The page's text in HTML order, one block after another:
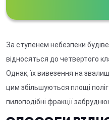
За ступенем небезпеки
відносяться до четвертого
Однак, їх вивезення на
цим збільшуються площі
пилоподібні фракції